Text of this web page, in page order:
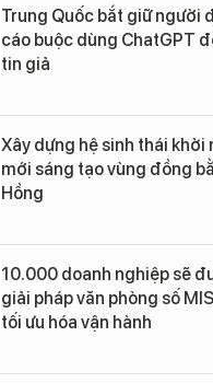
Trung Quốc bắt giữ người
cáo buộc dùng ChatGPT
tin giả
Xây dựng hệ sinh thái khởi
mới sáng tạo vùng đồng
Hồng
10.000 doanh nghiệp sẽ
giải pháp văn phòng số
tối ưu hóa vận hành